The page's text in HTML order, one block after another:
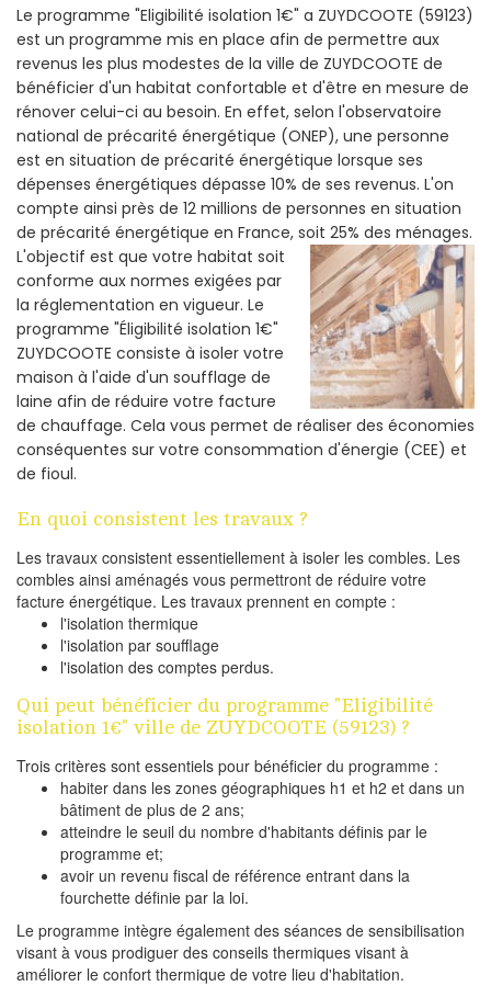
Le programme "Eligibilité isolation 1€" a ZUYDCOOTE (59123)
est un programme mis en place afin de permettre aux
revenus les plus modestes de la ville de ZUYDCOOTE de
bénéficier d'un habitat confortable et d'être en mesure de
rénover celui-ci au besoin. En effet, selon l'observatoire
national de précarité énergétique (ONEP), une personne
est en situation de précarité énergétique lorsque ses
dépenses énergétiques dépasse 10% de ses revenus. L'on
compte ainsi près de 12 millions de personnes en situation
de précarité énergétique en France, soit 25% des ménages.
L'objectif est que votre habitat soit
conforme aux normes exigées par
la réglementation en vigueur. Le
programme "Éligibilité isolation 1€"
ZUYDCOOTE consiste à isoler votre
maison à l'aide d'un soufflage de
laine afin de réduire votre facture
de chauffage. Cela vous permet de réaliser des économies
conséquentes sur votre consommation d'énergie (CEE) et
de fioul.
En quoi consistent les travaux ?
Les travaux consistent essentiellement à isoler les combles. Les
combles ainsi aménagés vous permettront de réduire votre
facture énergétique. Les travaux prennent en compte :
l'isolation thermique
l'isolation par soufflage
l'isolation des comptes perdus.
Qui peut bénéficier du programme "Eligibilité
isolation 1€" ville de ZUYDCOOTE (59123) ?
Trois critères sont essentiels pour bénéficier du programme :
habiter dans les zones géographiques h1 et h2 et dans un
bâtiment de plus de 2 ans;
atteindre le seuil du nombre d'habitants définis par le
programme et;
avoir un revenu fiscal de référence entrant dans la
fourchette définie par la loi.
Le programme intègre également des séances de sensibilisation
visant à vous prodiguer des conseils thermiques visant à
améliorer le confort thermique de votre lieu d'habitation.